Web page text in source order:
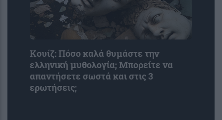
Κουίζ: Πόσο καλά θυμάστε την
ελληνική μυθολογία; Μπορείτε να
απαντήσετε σωστά και στις 3
ερωτήσεις;